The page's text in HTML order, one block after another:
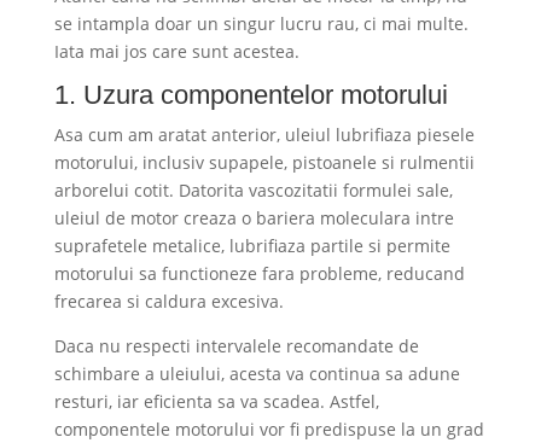
se intampla doar un singur lucru rau, ci mai multe.
Iata mai jos care sunt acestea.
1. Uzura componentelor motorului
Asa cum am aratat anterior, uleiul lubrifiaza piesele
motorului, inclusiv supapele, pistoanele si rulmentii
arborelui cotit. Datorita vascozitatii formulei sale,
uleiul de motor creaza o bariera moleculara intre
suprafetele metalice, lubrifiaza partile si permite
motorului sa functioneze fara probleme, reducand
frecarea si caldura excesiva.
Daca nu respecti intervalele recomandate de
schimbare a uleiului, acesta va continua sa adune
resturi, iar eficienta sa va scadea. Astfel,
componentele motorului vor fi predispuse la un grad